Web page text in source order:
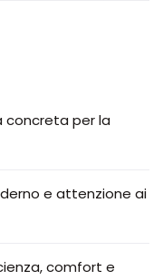
concreta per la
e attenzione ai
comfort e